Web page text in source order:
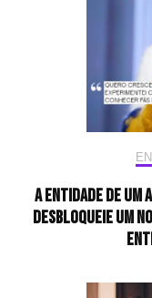
A entidade de
desbloqueie um